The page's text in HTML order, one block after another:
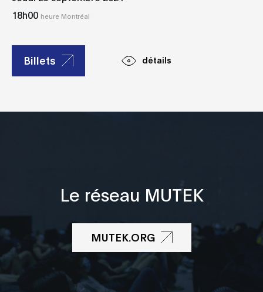
18h00 heure Montréal
Billets détails
Le réseau MUTEK
MUTEK.ORG